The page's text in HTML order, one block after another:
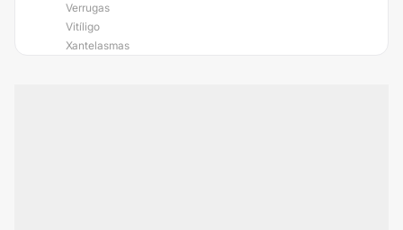
Verrugas
Vitíligo
Xantelasmas